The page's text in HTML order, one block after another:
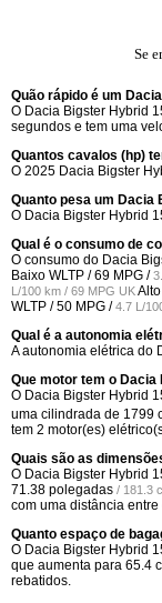
Se
Quão rápido é um
O Dacia Bigster Hybrid
segundos e tem uma
Quantos cavalos (hp)
O 2025 Dacia Bigster
Quanto pesa um Dacia
O Dacia Bigster Hybrid
Qual é o consumo de
O consumo do Dacia
Baixo WLTP /69 MPG /
L/100 km / 69 MPG UK
WLTP /50 MPG /4.7 L/
Qual é a autonomia
A autonomia elétrica do
Que motor tem o
O Dacia Bigster Hybrid
uma cilindrada de 1799
tem 2 motor(es)
Quais são as
O Dacia Bigster Hybrid
71.38 polegadas / 181.3
com uma distância entre
Quanto espaço de
O Dacia Bigster Hybrid
que aumenta para 65.4
rebatidos.